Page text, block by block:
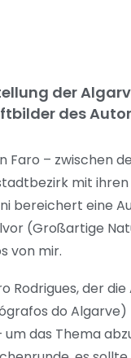
der
des
Faro – zwischen
mit
bereichert eine
(Großartige
von mir.
der
do
das Thema